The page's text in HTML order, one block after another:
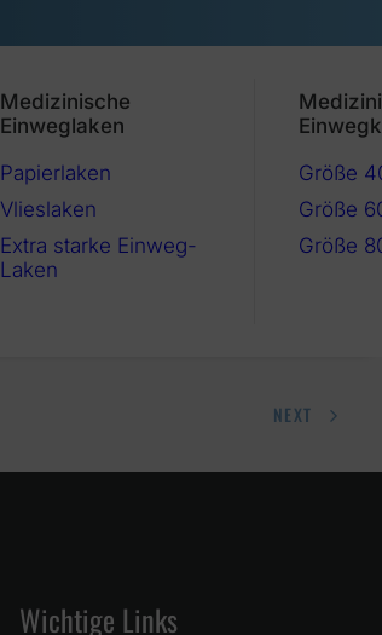
Medizinische
Einweglaken
Papierlaken
Vlieslaken
Extra starke Einweg-
Laken
Größe
Größe
Größe
NEXT
Wichtige Links